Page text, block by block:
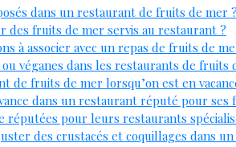
dans un restaurant de fruits de mer ?
des fruits de mer servis au restaurant ?
à associer avec un repas de fruits de
véganes dans les restaurants de fruits
de fruits de mer lorsqu’on est en
dans un restaurant réputé pour ses
réputées pour leurs restaurants
des crustacés et coquillages dans